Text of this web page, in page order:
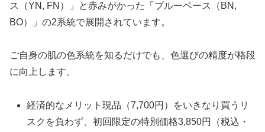
ス（YN, FN）」と赤みがかった「ブルーベース（BN,
BO）」の2系統で展開されています。
ご自身の肌の色系統を知るだけでも、色選びの精度が格段
に向上します。
経済的なメリット現品（7,700円）をいきなり買うリ
スクを負わず、初回限定の特別価格3,850円（税込・